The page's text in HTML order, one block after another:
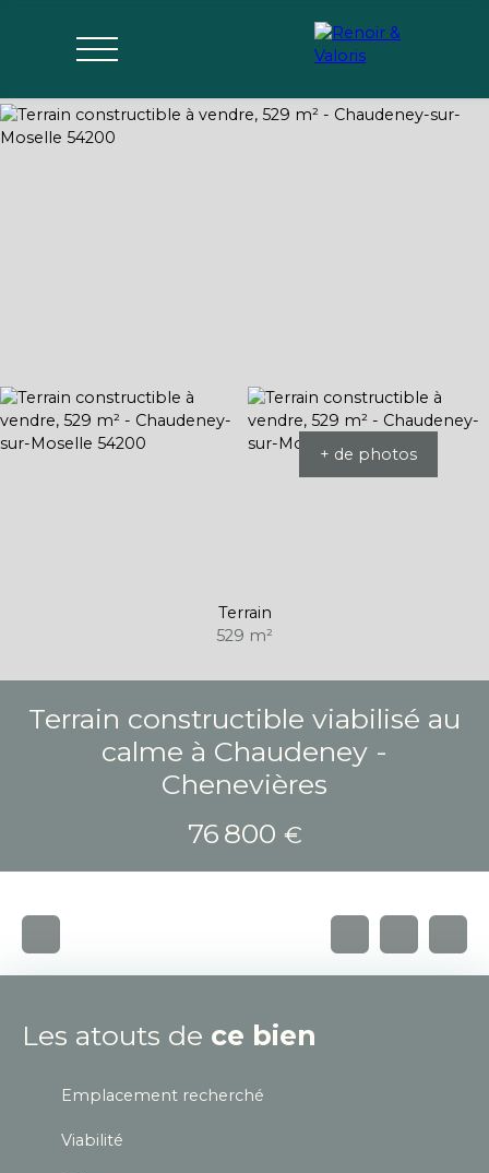
+ de photos
Terrain
529 m²
Terrain constructible viabilisé au
calme à Chaudeney -
Chenevières
76 800 €
Les atouts de ce bien
Emplacement recherché
Viabilité